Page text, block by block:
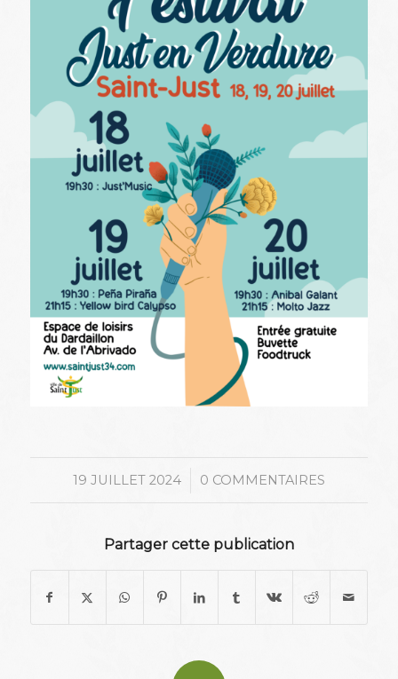
19 JUILLET 2024
/ 0 COMMENTAIRES
Partager cette publication